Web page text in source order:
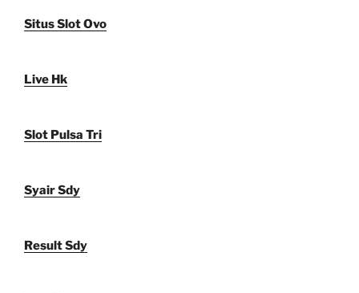
Situs Slot Ovo
Live Hk
Slot Pulsa Tri
Syair Sdy
Result Sdy